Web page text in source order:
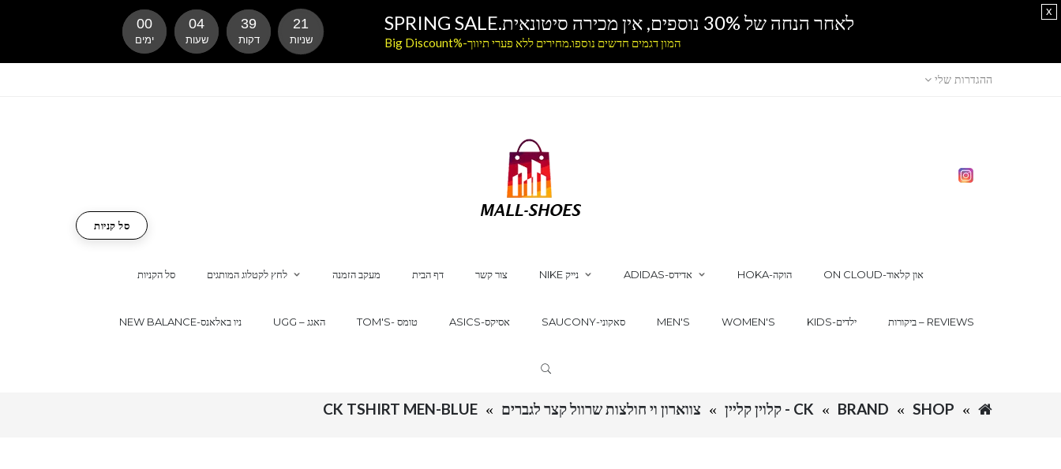
ההגדרות שלי
סל הקניות לחץ לקטלוג המותגים מעקב הזמנה דף הבית צור קשר NIKE נייק ADIDAS-אדידס HOKA-הוקה ON CLOUD-און קלאוד
NEW BALANCE-ניו באלאנס UGG – האגג TOM'S- טומס ASICS-אסיקס SAUCONY-סאקוני MEN'S WOMEN'S KIDS-ילדים ביקורות – REVIEWS
סל קניות
SHOP
BRAND CK - קלוין קליין צווארון וי חולצות שרוול קצר לגברים CK TSHIRT MEN-BLUE
לאחר הנחה של 30% נוספים, אין מכירה סיטונאית.SPRING SALE
המון דגמים חדשים נוספו.מחירים ללא פערי תיווך-%Big Discount
00
ימים
04
שעות
39
דקות
20
שניות
x